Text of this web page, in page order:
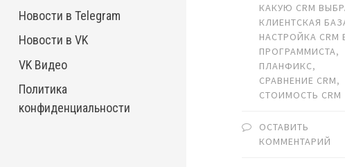
Новости в Telegram
Новости в VK
VK Видео
Политика
конфиденциальности
КАКУЮ CRM
КЛИЕНТСКАЯ
НАСТРОЙКА CRM
ПРОГРАММИСТА,
ПЛАНФИКС,
СРАВНЕНИЕ CRM,
СТОИМОСТЬ CRM
ОСТАВИТЬ
КОММЕНТАРИЙ